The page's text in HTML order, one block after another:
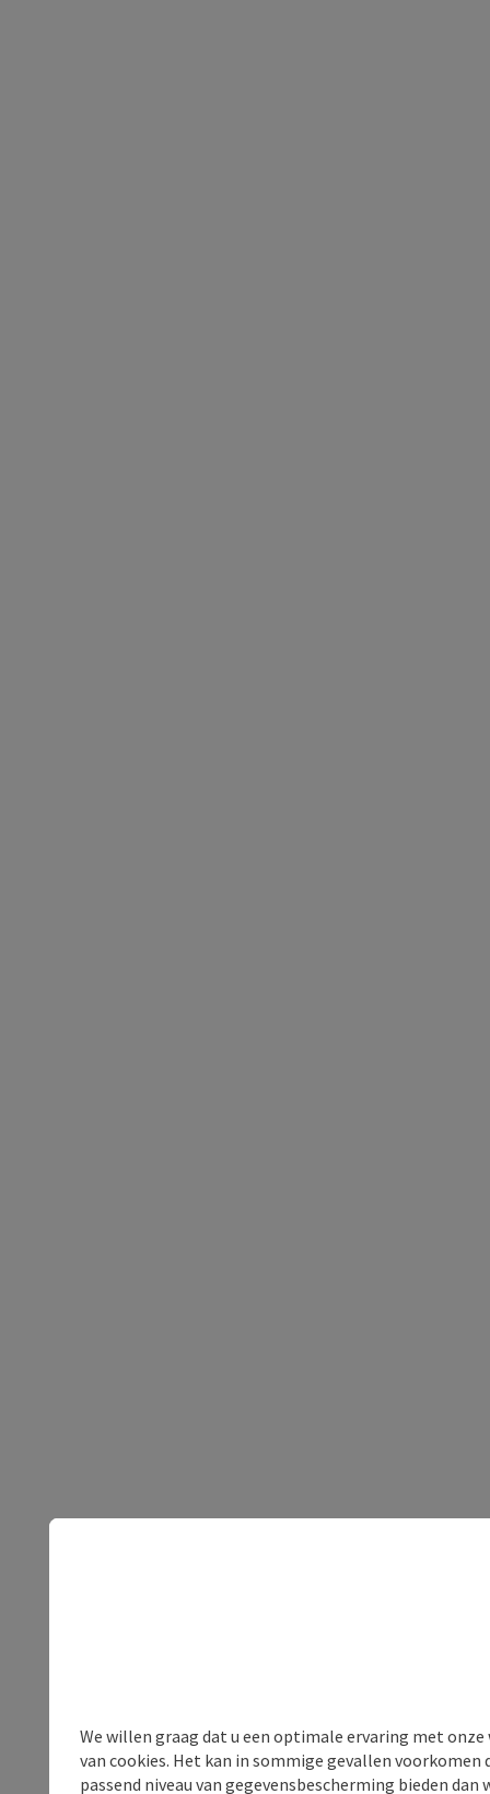
We willen graag dat u een optimale ervaring met
van cookies. Het kan in sommige gevallen voorkomen
passend niveau van gegevensbescherming bieden